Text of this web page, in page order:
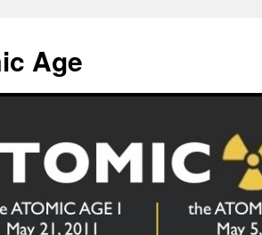
Age